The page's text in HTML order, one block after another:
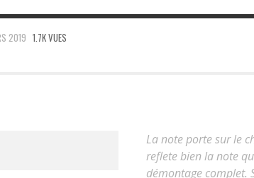
2019 1.7K VUES
La note porte sur le
reflete bien la note
démontage complet.